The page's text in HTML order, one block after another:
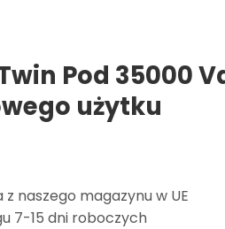
Pod 35000
użytku
z naszego magazynu w UE
7-15 dni roboczych